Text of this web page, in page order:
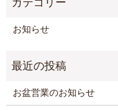
お知らせ
お盆営業のお知らせ